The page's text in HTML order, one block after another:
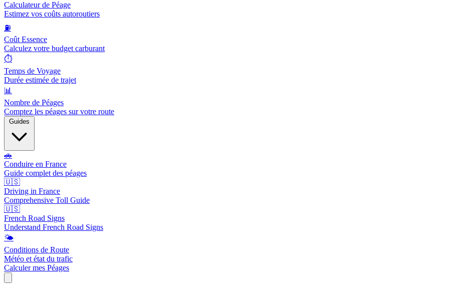
Calculateur de Péage
Estimez vos coûts autoroutiers
⛽
Coût Essence
Calculez votre budget carburant
⏱️
Temps de Voyage
Durée estimée de trajet
📊
Nombre de Péages
Comptez les péages sur votre route
Guides
🚗
Conduire en France
Guide complet des péages
🇺🇸
Driving in France
Comprehensive Toll Guide
🇺🇸
French Road Signs
Understand French Road Signs
🌤️
Conditions de Route
Météo et état du trafic
Calculer mes Péages